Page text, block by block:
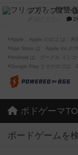
フリップ７：
2
※Apple、Apple のロゴ は、米
※App Store は、Apple Inc.の
※Android は、グーグル インコ
※Google Play とそのロゴは、
ボドゲーマ
ボードゲームを